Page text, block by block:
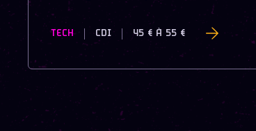
TECH CDI 45 € À 55 €